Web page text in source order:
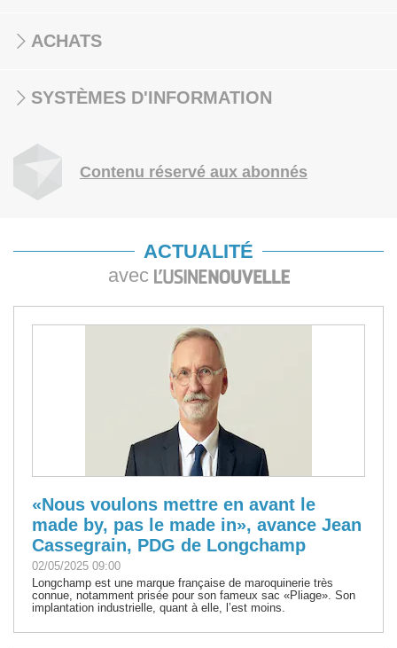
ACHATS
SYSTÈMES D'INFORMATION
Contenu réservé aux abonnés
ACTUALITÉ
avec
«Nous voulons mettre en avant le
made by, pas le made in», avance Jean
Cassegrain, PDG de Longchamp
02/05/2025 09:00
Longchamp est une marque française de maroquinerie très
connue, notamment prisée pour son fameux sac «Pliage». Son
implantation industrielle, quant à elle, l’est moins.